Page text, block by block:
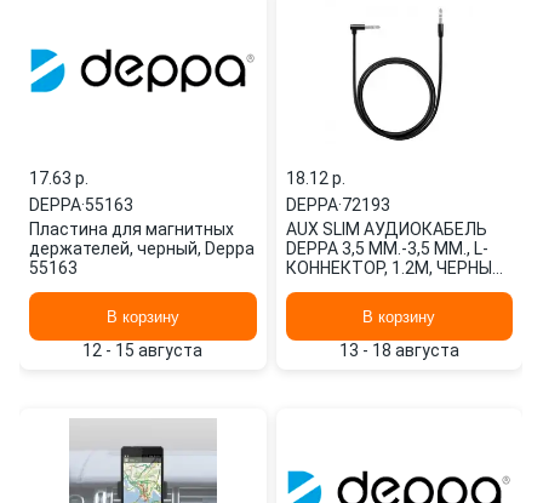
17.63 p.
DEPPA·55163
Пластина для магнитных
держателей, черный, Deppa
55163
В корзину
12 - 15 августа
18.12 p.
DEPPA·72193
AUX SLIM АУДИОКАБЕЛЬ
DEPPA 3,5 ММ.-3,5 ММ., L-
КОННЕКТОР, 1.2М, ЧЕРНЫЙ
В корзину
13 - 18 августа